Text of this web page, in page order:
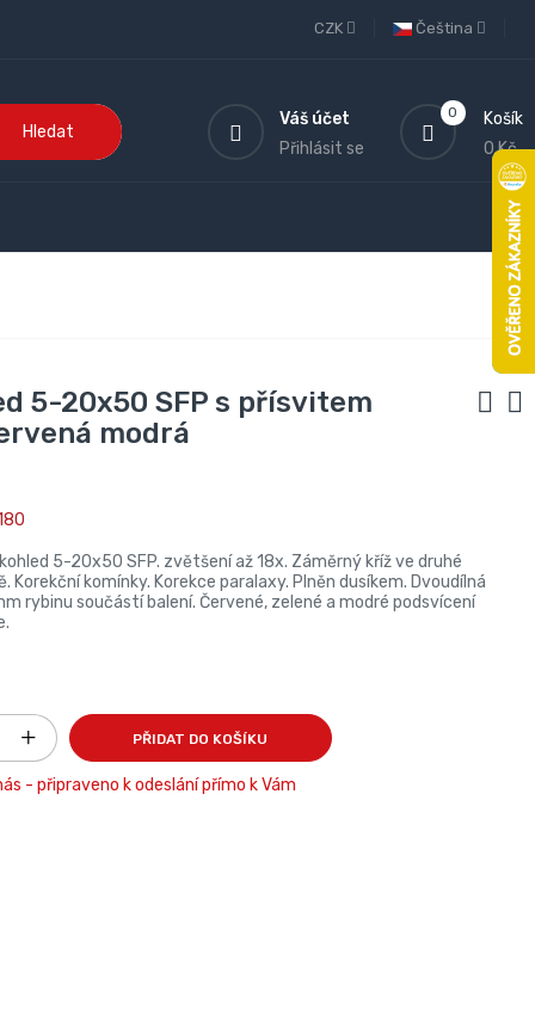
Čeština
CZK
Hledat
0
Košík
0 Kč
Váš účet
Přihlásit se
5-20x50 SFP s přísvitem
modrá
5-20x50 SFP. zvětšení až 18x. Záměrný kříž ve druhé
Korekční komínky. Korekce paralaxy. Plněn dusíkem. Dvoudílná
rybinu součástí balení. Červené, zelené a modré podsvícení
PŘIDAT DO KOŠÍKU
- připraveno k odeslání přímo k Vám